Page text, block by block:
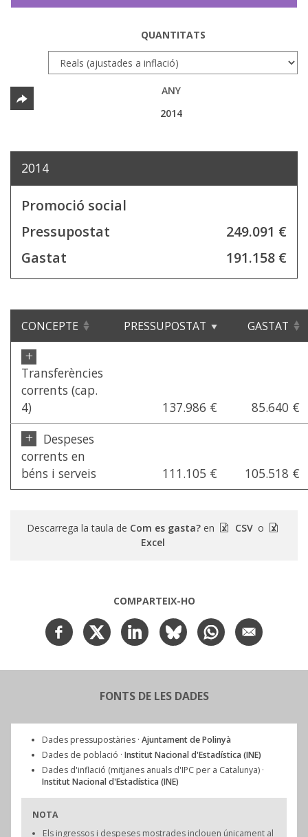
QUANTITATS
ANY
2014
2014
Promoció social
Pressupostat
249.091 €
Gastat
191.158 €
CONCEPTE PRESSUPOSTAT GASTAT
+
Transferències
corrents (cap.
4)
137.986 € 85.640 €
+
Despeses
corrents en
béns i serveis
111.105 € 105.518 €
Descarrega la taula de Com es gasta?en CSV o
Excel
COMPARTEIX-HO
FONTS DE LES DADES
Dades pressupostàries · Ajuntament de Polinyà
Dades de població · Institut Nacional d'Estadística (INE)
Dades d'inflació (mitjanes anuals d'IPC per a Catalunya) ·
Institut Nacional d'Estadística (INE)
NOTA
Els ingressos i despeses mostrades inclouen únicament al